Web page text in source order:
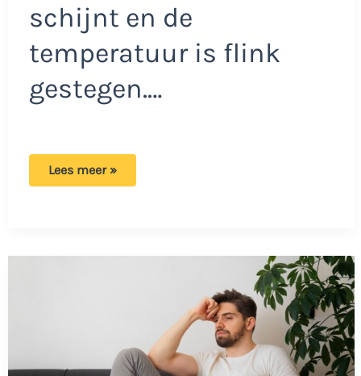
schijnt en de
temperatuur is flink
gestegen.…
Fatima
‘Ik
Lees meer »